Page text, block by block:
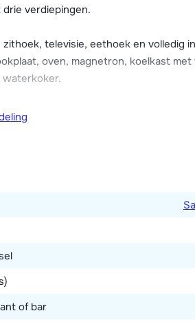
te ontspannen? Dan kan dit in de
Parkeergelegenheid bij
verdiepingen.
televisie, eethoek en volledig
oven, magnetron, koelkast met
met twee 1-persoonsbedden. Drie
of bar